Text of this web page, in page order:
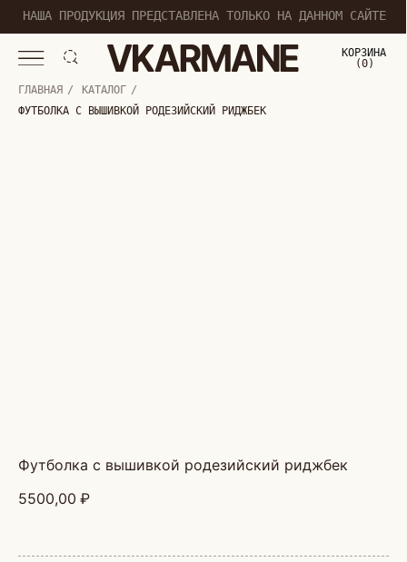
НАША ПРОДУКЦИЯ ПРЕДСТАВЛЕНА ТОЛЬКО НА ДАННОМ САЙТЕ
КОРЗИНА
(0)
0
ГЛАВНАЯ / КАТАЛОГ /
ФУТБОЛКА С ВЫШИВКОЙ РОДЕЗИЙСКИЙ РИДЖБЕК
футболка с вышивкой родезийский риджбек
5500,00 ₽